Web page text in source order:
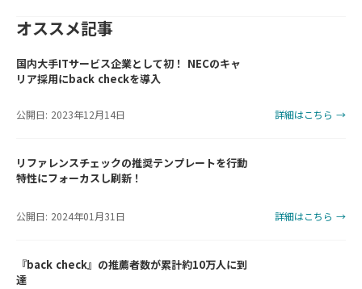
オススメ記事
国内大手ITサービス企業として初！ NECのキャ
リア採用にback checkを導入
公開日: 2023年12月14日 詳細はこちら →
リファレンスチェックの推奨テンプレートを行動
特性にフォーカスし刷新！
公開日: 2024年01月31日 詳細はこちら →
『back check』の推薦者数が累計約10万人に到
達